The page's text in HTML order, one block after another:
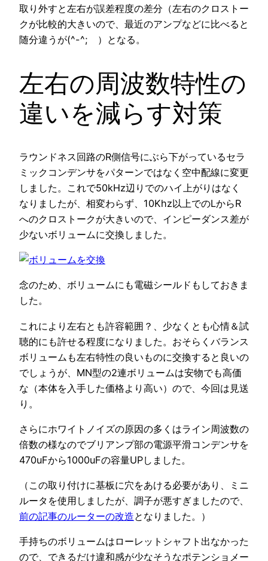
取り外すと左右が誤差程度の差分（左右のクロストー
クが比較的大きいので、最近のアンプなどに比べると
随分違うが(^-^; ）となる。
左右の周波数特性の
違いを減らす対策
ラウンドネス回路のR側信号にぶら下がっているセラ
ミックコンデンサをパターンではなく空中配線に変更
しました。これで50kHz辺りでのハイ上がりはなく
なりましたが、相変わらず、10Khz以上でのLからR
へのクロストークが大きいので、インピーダンス差が
少ないボリュームに交換しました。
念のため、ボリュームにも電磁シールドもしておきま
した。
これにより左右とも許容範囲？、少なくとも心情＆試
聴的にも許せる程度になりました。おそらくバランス
ボリュームも左右特性の良いものに交換すると良いの
でしょうが、MN型の2連ボリュームは安物でも高価
な（本体を入手した価格より高い）ので、今回は見送
り。
さらにホワイトノイズの原因の多くはライン周波数の
倍数の様なのでブリアンプ部の電源平滑コンデンサを
470uFから1000uFの容量UPしました。
（この取り付けに基板に穴をあける必要があり、ミニ
ルータを使用しましたが、調子が悪すぎましたので、
前の記事のルーターの改造となりました。）
手持ちのボリュームはローレットシャフト出なかった
ので、できるだけ違和感が少なそうなポテンショメー